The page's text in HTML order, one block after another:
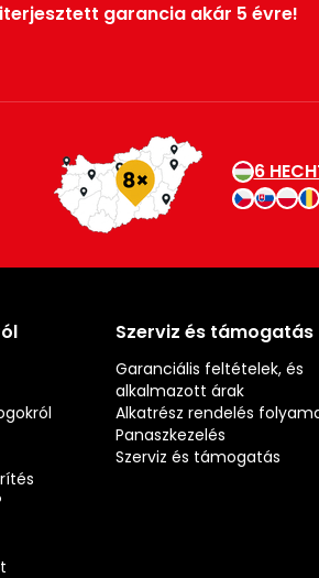
garancia akár 5 évre!
6
Szerviz és támogatás
Garanciális feltételek, és
alkalmazott árak
Alkatrész rendelés
Panaszkezelés
Szerviz és támogatás